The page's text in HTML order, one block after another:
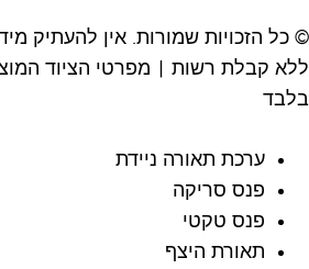
© כל הזכויות שמורות. אין להעתיק
ללא קבלת רשות | מפרטי הציוד
בלבד
ערכת תאורה ניידת
פנס סריקה
פנס טקטי
תאורת היצף